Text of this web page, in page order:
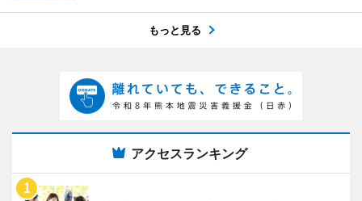
もっと見る
アクセスランキング